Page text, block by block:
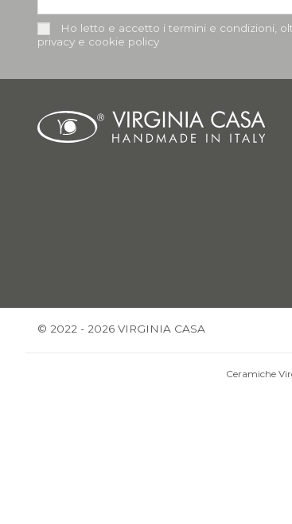
Ho letto e accetto i termini e condizioni,
privacy e cookie policy
© 2022 - 2026 VIRGINIA CASA
Ceramiche